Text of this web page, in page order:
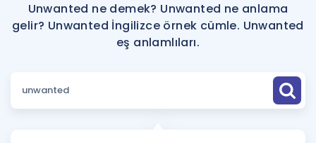
ÜYE DEĞİLİM
Faydalı Araçlar
Sözlük
Hakkımızda
Unwanted ne demek? Unwanted ne anlama
gelir? Unwanted İngilizce örnek cümle. Unwanted
eş anlamlıları.